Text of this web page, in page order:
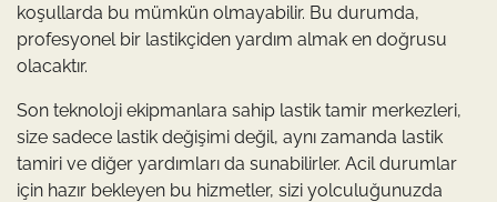
koşullarda bu mümkün olmayabilir. Bu durumda,
profesyonel bir lastikçiden yardım almak en doğrusu
olacaktır.
Son teknoloji ekipmanlara sahip lastik tamir merkezleri,
size sadece lastik değişimi değil, aynı zamanda lastik
tamiri ve diğer yardımları da sunabilirler. Acil durumlar
için hazır bekleyen bu hizmetler, sizi yolculuğunuzda